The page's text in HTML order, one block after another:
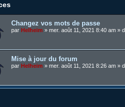
Changez vos mots de passe
par Helheim » mer. août 11, 2021 8:40 am »
Mise à jour du forum
par Helheim » mer. août 11, 2021 8:26 am »